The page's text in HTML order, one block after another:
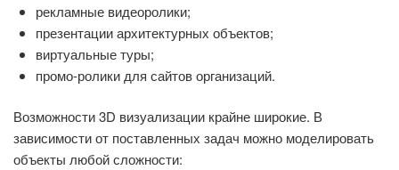
рекламные видеоролики;
презентации архитектурных объектов;
виртуальные туры;
промо-ролики для сайтов организаций.
Возможности 3D визуализации крайне широкие. В
зависимости от поставленных задач можно моделировать
объекты любой сложности: